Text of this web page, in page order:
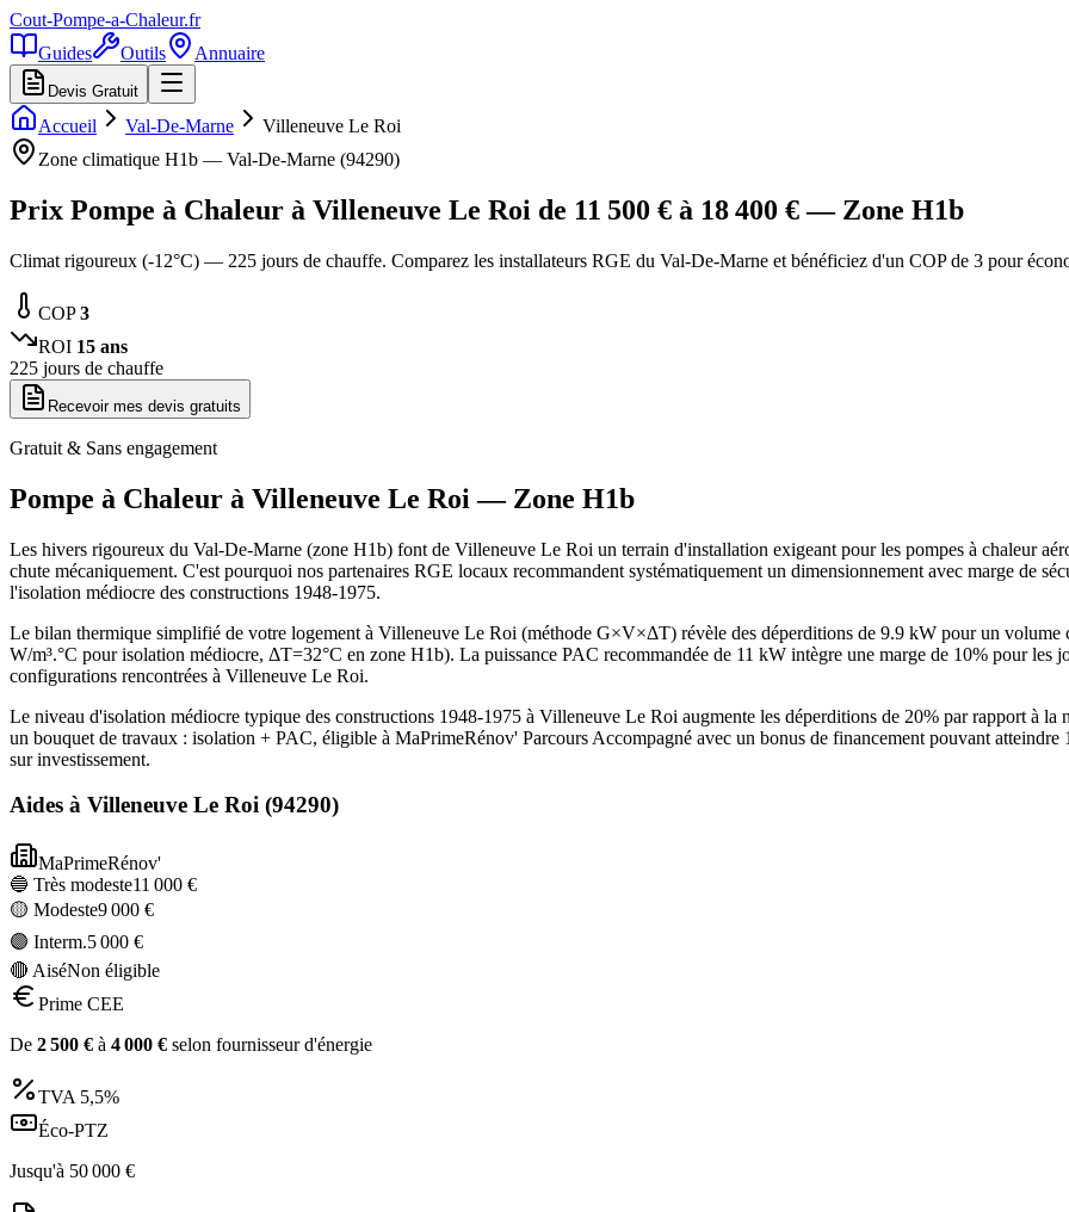
Cout-Pompe-a-Chaleur.fr
Guides
Outils Annuaire
Devis Gratuit
Accueil Val-De-Marne
Villeneuve Le Roi
Zone climatique H1b — Val-De-Marne (94290)
Prix Pompe à Chaleur à Villeneuve Le Roi de 11 500 € à 18 400 € — Zone H1b
Climat rigoureux (-12°C) — 225 jours de chauffe. Comparez les installateurs RGE du Val-De-Marne et bénéficiez d'un COP de 3 pour
COP3
ROI 15 ans
225 jours de chauffe
Recevoir mes devis gratuits
Gratuit & Sans engagement
Pompe à Chaleur à Villeneuve Le Roi — Zone H1b
Les hivers rigoureux du Val-De-Marne (zone H1b) font de Villeneuve Le Roi un terrain d'installation exigeant pour les pompes à chaleur
chute mécaniquement. C'est pourquoi nos partenaires RGE locaux recommandent systématiquement un dimensionnement avec marge de
l'isolation médiocre des constructions 1948-1975.
Le bilan thermique simplifié de votre logement à Villeneuve Le Roi (méthode G×V×ΔT) révèle des déperditions de 9.9 kW pour un
W/m³.°C pour isolation médiocre, ΔT=32°C en zone H1b). La puissance PAC recommandée de 11 kW intègre une marge de 10% pour les
configurations rencontrées à Villeneuve Le Roi.
Le niveau d'isolation médiocre typique des constructions 1948-1975 à Villeneuve Le Roi augmente les déperditions de 20% par rapport à la
un bouquet de travaux : isolation + PAC, éligible à MaPrimeRénov' Parcours Accompagné avec un bonus de financement pouvant
sur investissement.
Aides à Villeneuve Le Roi (94290)
MaPrimeRénov'
🔵 Très modeste11 000 €
🟡 Modeste9 000 €
🟣 Interm.5 000 €
🔴 AiséNon éligible
Prime CEE
De 2 500 € à 4 000 € selon fournisseur d'énergie
TVA 5,5%
Éco-PTZ
Jusqu'à 50 000 €